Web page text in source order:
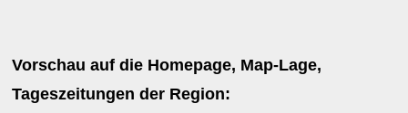
Vorschau auf die Homepage, Map-Lage,
Tageszeitungen der Region: